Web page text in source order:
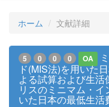
ホーム 文献詳細
5 0 0 0 OA
ド(MIS法)を用いた
よる試算および生
リスのミニマム・
いた日本の最低生活